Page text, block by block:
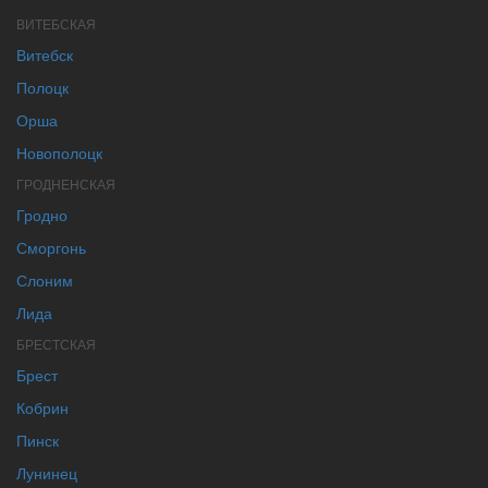
ВИТЕБСКАЯ
Витебск
Полоцк
Орша
Новополоцк
ГРОДНЕНСКАЯ
Гродно
Сморгонь
Слоним
Лида
БРЕСТСКАЯ
Брест
Кобрин
Пинск
Лунинец